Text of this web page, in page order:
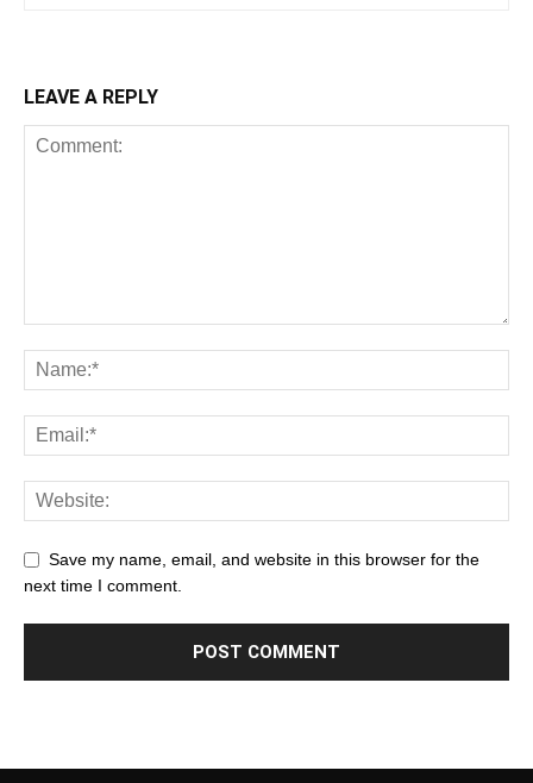
LEAVE A REPLY
Save my name, email, and website in this browser for the
next time I comment.